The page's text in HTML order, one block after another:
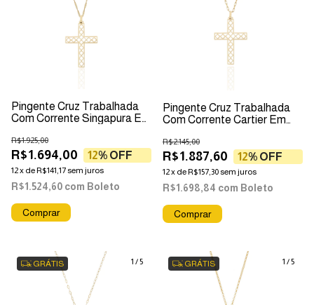
Pingente Cruz Trabalhada
Com Corrente Singapura Em
R$1.694,00
R$1.925,00
12% OFF
12x deR$141,17sem juros
R$1.524,60 com Boleto
Pingente Cruz Trabalhada
Com Corrente Cartier Em
R$1.887,60
R$2.145,00
12% OFF
12x deR$157,30sem juros
R$1.698,84 com Boleto
1 /5
GRÁTIS 1 /5
GRÁTIS